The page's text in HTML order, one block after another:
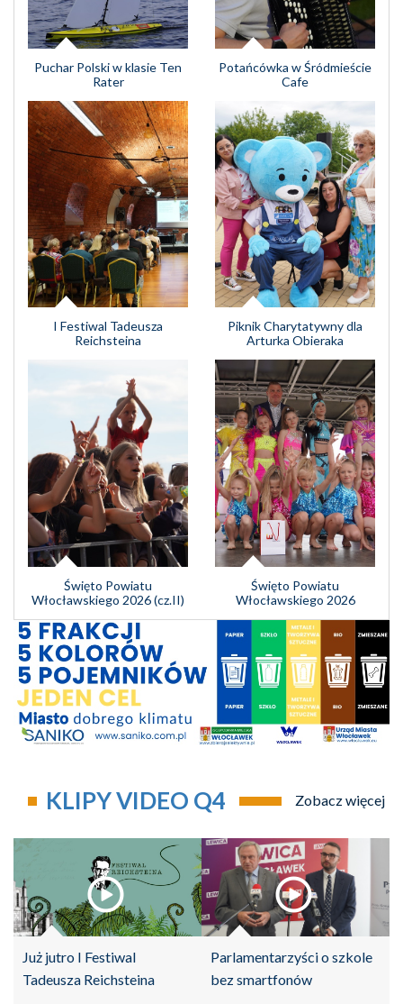
Puchar Polski w klasie Ten
Rater
Potańcówka w Śródmieście
Cafe
I Festiwal Tadeusza
Reichsteina
Piknik Charytatywny dla
Arturka Obieraka
Święto Powiatu
Włocławskiego 2026 (cz.II)
Święto Powiatu
Włocławskiego 2026
KLIPY VIDEO Q4 Zobacz więcej
Już jutro I Festiwal
Tadeusza Reichsteina
Parlamentarzyści o szkole
bez smartfonów